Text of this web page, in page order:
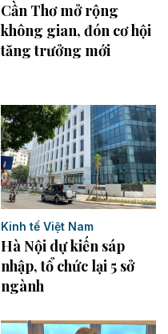
Cần Thơ mở rộng
không gian, đón cơ hội
tăng trưởng mới
Kinh tế Việt Nam
Hà Nội dự kiến sáp
nhập, tổ chức lại 5 sở
ngành